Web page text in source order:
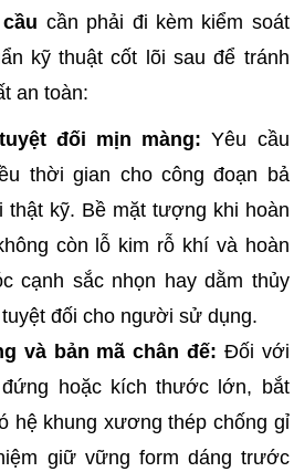
cần phải đi kèm kiểm soát
kỹ thuật cốt lõi sau để tránh
an toàn:
đối mịn màng: Yêu cầu
thời gian cho công đoạn bả
thật kỹ. Bề mặt tượng khi hoàn
còn lỗ kim rỗ khí và hoàn
cạnh sắc nhọn hay dằm thủy
đối cho người sử dụng.
và bản mã chân đế: Đối với
hoặc kích thước lớn, bắt
hệ khung xương thép chống gỉ
giữ vững form dáng trước